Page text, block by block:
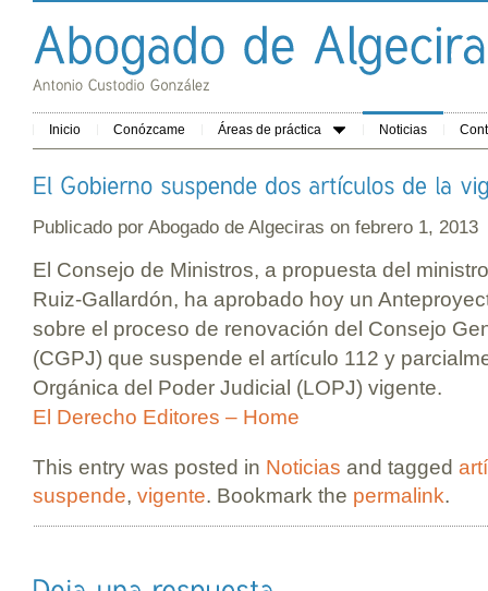
Inicio Conózcame Áreas de práctica Noticias
Publicado por Abogado de Algeciras on febrero 1,
El Consejo de Ministros, a propuesta del
Ruiz-Gallardón, ha aprobado hoy un
sobre el proceso de renovación del Consejo
(CGPJ) que suspende el artículo 112 y
Orgánica del Poder Judicial (LOPJ) vigente.
El Derecho Editores – Home
This entry was posted in Noticias and tagged
suspende, vigente. Bookmark the permalink.